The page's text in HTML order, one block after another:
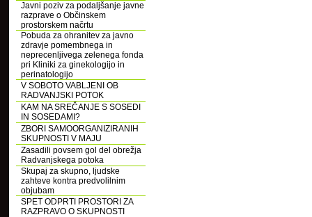
Javni poziv za podaljšanje javne
razprave o Občinskem
prostorskem načrtu
Pobuda za ohranitev za javno
zdravje pomembnega in
neprecenljivega zelenega fonda
pri Kliniki za ginekologijo in
perinatologijo
V SOBOTO VABLJENI OB
RADVANJSKI POTOK
KAM NA SREČANJE S SOSEDI
IN SOSEDAMI?
ZBORI SAMOORGANIZIRANIH
SKUPNOSTI V MAJU
Zasadili povsem gol del obrežja
Radvanjskega potoka
Skupaj za skupno, ljudske
zahteve kontra predvolilnim
objubam
SPET ODPRTI PROSTORI ZA
RAZPRAVO O SKUPNOSTI